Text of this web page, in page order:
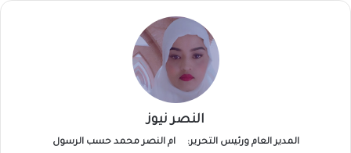
النصر نيوز
المدير العام ورئيس التحرير: ام النصر محمد حسب الرسول